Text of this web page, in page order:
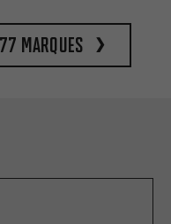
marques